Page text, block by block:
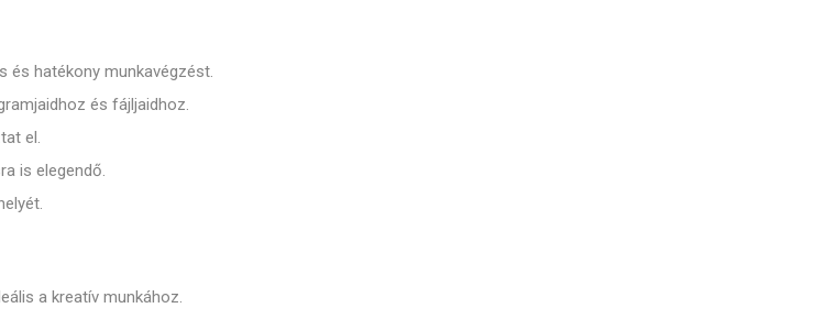
és hatékony munkavégzést.
és fájljaidhoz.
el.
is elegendő.
a kreatív munkához.